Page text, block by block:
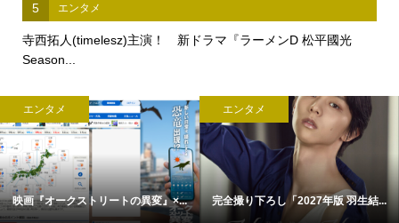
5 エンタメ
寺西拓人(timelesz)主演！ 新ドラマ『ラーメンD 松平國光
Season...
エンタメ
映画『オークストリートの異変』×...
エンタメ
完全撮り下ろし「2027年版 羽生結...